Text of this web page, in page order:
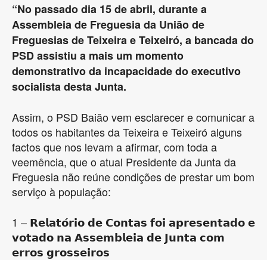
“No passado dia 15 de abril, durante a
Assembleia de Freguesia da União de
Freguesias de Teixeira e Teixeiró, a bancada do
PSD assistiu a mais um momento
demonstrativo da incapacidade do executivo
socialista desta Junta.
Assim, o PSD Baião vem esclarecer e comunicar a
todos os habitantes da Teixeira e Teixeiró alguns
factos que nos levam a afirmar, com toda a
veemência, que o atual Presidente da Junta da
Freguesia não reúne condições de prestar um bom
serviço à população:
1 – 𝗥𝗲𝗹𝗮𝘁𝗼́𝗿𝗶𝗼 𝗱𝗲 𝗖𝗼𝗻𝘁𝗮𝘀 𝗳𝗼𝗶 𝗮𝗽𝗿𝗲𝘀𝗲𝗻𝘁𝗮𝗱𝗼 𝗲
𝘃𝗼𝘁𝗮𝗱𝗼 𝗻𝗮 𝗔𝘀𝘀𝗲𝗺𝗯𝗹𝗲𝗶𝗮 𝗱𝗲 𝗝𝘂𝗻𝘁𝗮 𝗰𝗼𝗺
𝗲𝗿𝗿𝗼𝘀 𝗴𝗿𝗼𝘀𝘀𝗲𝗶𝗿𝗼𝘀